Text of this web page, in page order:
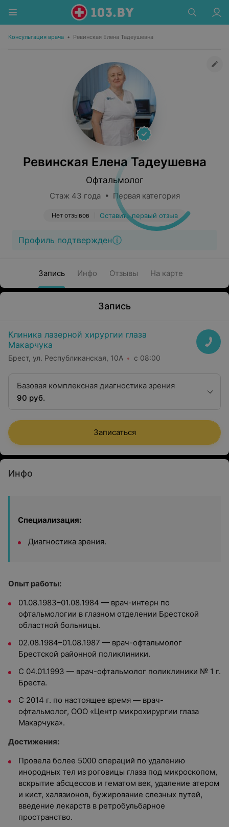
Консультация врача • Ревинская Елена Тадеушевна
Ревинская Елена Тадеушевна
Офтальмолог
Стаж 43 года • Первая категория
Нет отзывов Оставить первый отзыв
Профиль подтвержден
Запись Инфо Отзывы На карте
Запись
Клиника лазерной хирургии глаза
Макарчука
Брест, ул. Республиканская, 10А с 08:00
Базовая комплексная диагностика зрения
90 руб.
Записаться
Инфо
Специализация:
Диагностика зрения.
Опыт работы:
01.08.1983–01.08.1984 — врач-интерн по
офтальмологии в глазном отделении Брестской
областной больницы.
02.08.1984–01.08.1987 — врач-офтальмолог
Брестской районной поликлиники.
С 04.01.1993 — врач-офтальмолог поликлиники № 1 г.
Бреста.
С 2014 г. по настоящее время — врач-
офтальмолог, ООО «Центр микрохирургии глаза
Макарчука».
Достижения:
Провела более 5000 операций по удалению
инородных тел из роговицы глаза под микроскопом,
вскрытие абсцессов и гематом век, удаление атером
и кист, халязионов, бужирование слезных путей,
введение лекарств в ретробульбарное
пространство.